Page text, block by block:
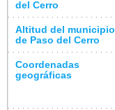
del Cerro
Altitud del municipio
de Paso del Cerro
Coordenadas
geográficas